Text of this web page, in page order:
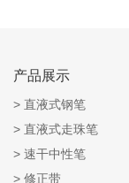
产品展示
直液式钢笔
直液式走珠笔
速干中性笔
修正带